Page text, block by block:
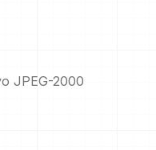
JPEG-2000